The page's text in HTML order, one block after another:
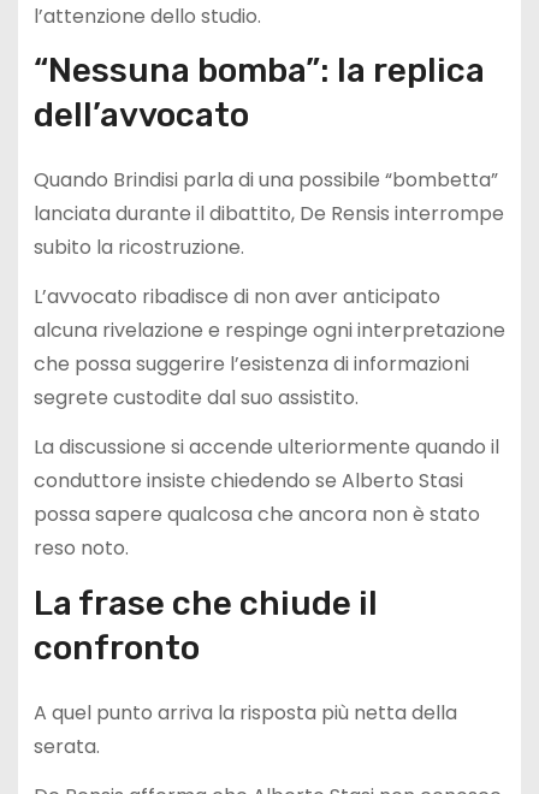
l’attenzione dello studio.
“Nessuna bomba”: la replica
dell’avvocato
Quando Brindisi parla di una possibile “bombetta”
lanciata durante il dibattito, De Rensis interrompe
subito la ricostruzione.
L’avvocato ribadisce di non aver anticipato
alcuna rivelazione e respinge ogni interpretazione
che possa suggerire l’esistenza di informazioni
segrete custodite dal suo assistito.
La discussione si accende ulteriormente quando il
conduttore insiste chiedendo se Alberto Stasi
possa sapere qualcosa che ancora non è stato
reso noto.
La frase che chiude il
confronto
A quel punto arriva la risposta più netta della
serata.